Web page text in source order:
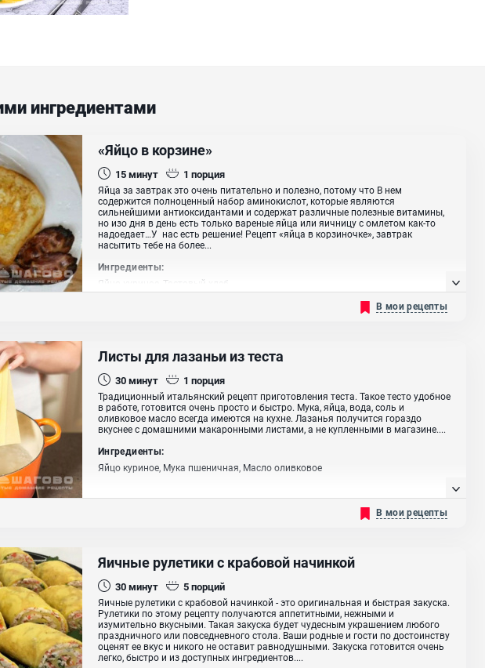
ингредиентами
«Яйцо в корзине»
15минут 1 порция
Яйца за завтрак это очень питательно и полезно, потому что В нем
содержится полноценный набор аминокислот, которые являются
сильнейшими антиоксидантами и содержат различные полезные витамины,
но изо дня в день есть только вареные яйца или яичницу с омлетом как-то
надоедает…У нас есть решение! Рецепт «яйца в корзиночке», завтрак
насытить тебе на более...
Ингредиенты:
Яйцо куриное, Тостовый хлеб
В мои рецепты
Листы для лазаньи из теста
30минут 1 порция
Традиционный итальянский рецепт приготовления теста. Такое тесто удобное
в работе, готовится очень просто и быстро. Мука, яйца, вода, соль и
оливковое масло всегда имеются на кухне. Лазанья получится гораздо
вкуснее с домашними макаронными листами, а не купленными в магазине....
Ингредиенты:
Яйцо куриное, Мука пшеничная, Масло оливковое
В мои рецепты
Яичные рулетики с крабовой начинкой
30минут 5порций
Яичные рулетики с крабовой начинкой - это оригинальная и быстрая закуска.
Рулетики по этому рецепту получаются аппетитными, нежными и
изумительно вкусными. Такая закуска будет чудесным украшением любого
праздничного или повседневного стола. Ваши родные и гости по достоинству
оценят ее вкус и никого не оставит равнодушными. Закуска готовится очень
легко, быстро и из доступных ингредиентов....